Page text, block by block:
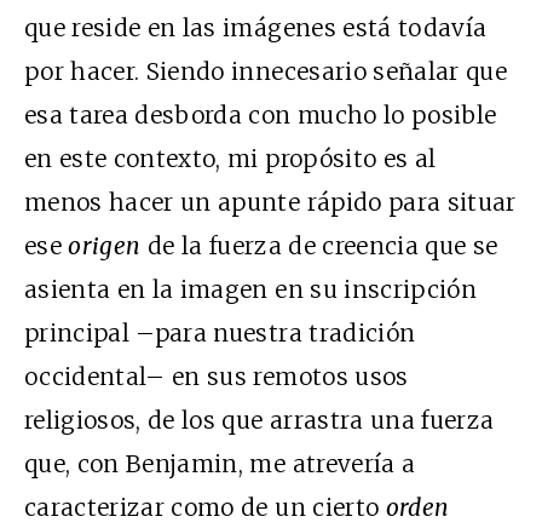
que reside en las imágenes está todavía
por hacer. Siendo innecesario señalar que
esa tarea desborda con mucho lo posible
en este contexto, mi propósito es al
menos hacer un apunte rápido para situar
eseorigen de la fuerza de creencia que se
asienta en la imagen en su inscripción
principal –para nuestra tradición
occidental– en sus remotos usos
religiosos, de los que arrastra una fuerza
que, con Benjamin, me atrevería a
caracterizar como de un cierto orden